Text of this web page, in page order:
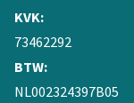
KVK:
73462292
BTW:
NL002324397B05